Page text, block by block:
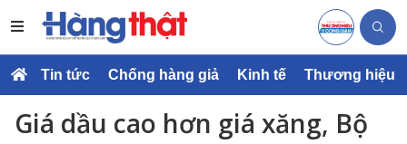
Tin tức Chống hàng giả Kinh tế Thương hiệu
Giá dầu cao hơn giá xăng, Bộ